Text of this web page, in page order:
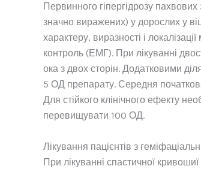
Первинного гіпергідрозу
значно виражених) у дорослих у
характеру, виразності і
контроль (ЕМГ). При лікуванні
ока з двох сторін. Додатковими
5 ОД препарату. Середня
Для стійкого клінічного ефекту
перевищувати 100 ОД.
Лікування пацієнтів з
При лікуванні спастичної